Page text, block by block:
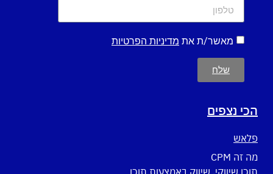
מאשר/ת את מדיניות הפרטיות
שלח
הכי נצפים
פלאש
מה זה CPM
תוכן שיווקי, שיווק באמצעות תוכן